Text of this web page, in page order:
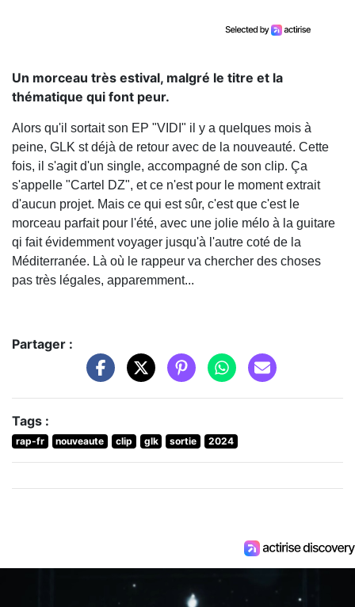
Un morceau très estival, malgré le titre et la
thématique qui font peur.
Alors qu'il sortait son EP "VIDI" il y a quelques mois à
peine, GLK st déjà de retour avec de la nouveauté. Cette
fois, il s'agit d'un single, accompagné de son clip. Ça
s'appelle "Cartel DZ", et ce n'est pour le moment extrait
d'aucun projet. Mais ce qui est sûr, c'est que c'est le
morceau parfait pour l'été, avec une jolie mélo à la guitare
qi fait évidemment voyager jusqu'à l'autre coté de la
Méditerranée. Là où le rappeur va chercher des choses
pas très légales, apparemment...
Partager :
Tags :
rap-fr nouveaute clip glk sortie 2024